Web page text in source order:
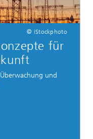
© iStockphoto
für
und